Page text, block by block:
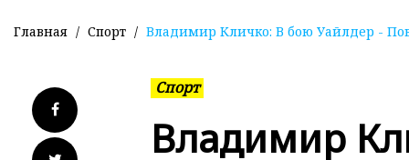
Главная Спорт Владимир Кличко: В бою Уайлдер -
Владимир
Спорт